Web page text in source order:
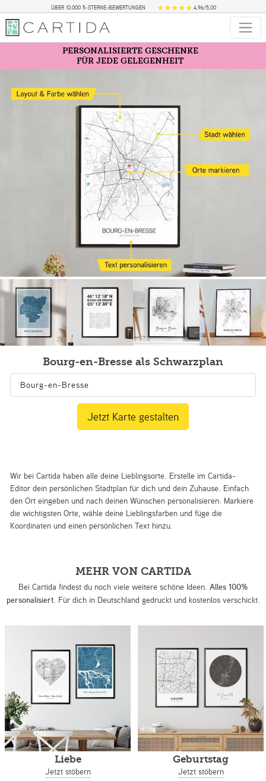
ÜBER 10.000 5-STERNE-BEWERTUNGEN 4,96/5,00
PERSONALISIERTE GESCHENKE
FÜR JEDE GELEGENHEIT
Bourg-en-Bresse als Schwarzplan
Wir bei Cartida haben alle deine Lieblingsorte. Erstelle im Cartida-
Editor dein persönlichen Stadtplan für dich und dein Zuhause. Einfach
den Ort eingeben und nach deinen Wünschen personalisieren: Markiere
die wichtigsten Orte, wähle deine Lieblingsfarben und füge die
Koordinaten und einen persönlichen Text hinzu.
Jetzt Karte gestalten
MEHR VON CARTIDA
Bei Cartida findest du noch viele weitere schöne Ideen. Alles 100%
personalisiert. Für dich in Deutschland gedruckt und kostenlos verschickt.
Liebe
Jetzt stöbern
Geburtstag
Jetzt stöbern